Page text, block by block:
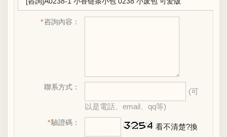
*咨詢內容：
聯系方式：
(可
以是電話、email、qq等)
*驗證碼：
看不清楚?換